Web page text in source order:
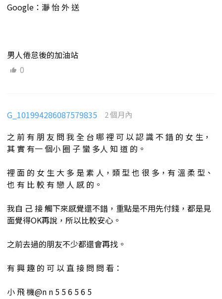
Google：瀞 怡 外 送
男人倦怠後的加油站
0
G_101994286087579835 2 個月內
之 前 有 朋 友 問 我 全 台 哪 裡 可 以 認 識 不 錯 的 女 生，
其 實 有一 個小 圈 子 蠻 多人 知 道 的。
裡 面 的 女 生 大 多 是 素 人，類 型 也 很 多，有 溫 柔 型、
也 有 比 較 有 戀 人 感 的。
我自 己 接 觸下來感覺還不錯，重點是不用先付錢，都是見
面覺得OK再說，所以比較安心。
之前去過的朋友不少都還會再找。
有 興 趣 的 可 以 直 接 問 問 看：
小 飛 機@n n 5 5 6 5 6 5